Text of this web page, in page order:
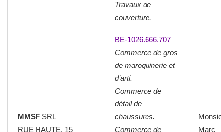
Travaux de
couverture.
MMSF SRL
RUE HAUTE, 15
BE-1026.666.707
Commerce de gros
de maroquinerie et
d’arti.
Commerce de
détail de
chaussures.
Commerce de
Marc